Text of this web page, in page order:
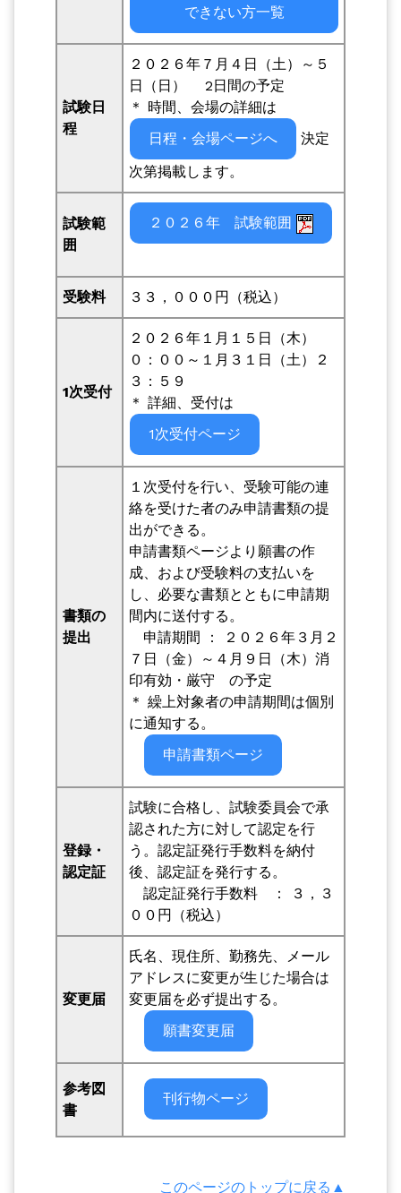
できない方一覧
試験日
程
２０２６年７月４日（土）～５
日（日） 2日間の予定
＊ 時間、会場の詳細は
日程・会場ページへ
決定
次第掲載します。
試験範
囲
２０２６年 試験範囲
受験料 ３３，０００円（税込）
1次受付
２０２６年１月１５日（木）
０：００～１月３１日（土）２
３：５９
＊ 詳細、受付は
1次受付ページ
書類の
提出
１次受付を行い、受験可能の連
絡を受けた者のみ申請書類の提
出ができる。
申請書類ページより願書の作
成、および受験料の支払いを
し、必要な書類とともに申請期
間内に送付する。
申請期間 ：
２０２６ 年３月２
７日（金）～４月９日（木）消
印有効・厳守 の予定
＊ 繰上対象者の申請期間は個別
に通知する。
申請書類ページ
登録・
認定証
試験に合格し、試験委員会で承
認された方に対して認定を行
う。認定証発行手数料を納付
後、認定証を発行する。
認定証発行手数料 ： ３，３
００円（税込）
変更届
氏名、現住所、勤務先、メール
アドレスに変更が生じた場合は
変更届を必ず提出する。
願書変更届
参考図
書
刊行物ページ
このページのトップに戻る▲